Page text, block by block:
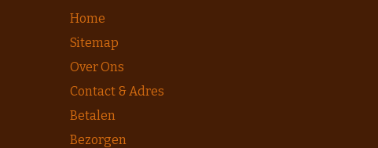
Home
Sitemap
Over Ons
Contact & Adres
Betalen
Bezorgen